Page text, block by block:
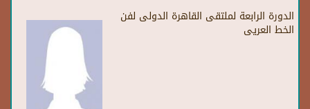
الدورة الرابعة لملتقى القاهرة الدولى لفن
الخط العريى